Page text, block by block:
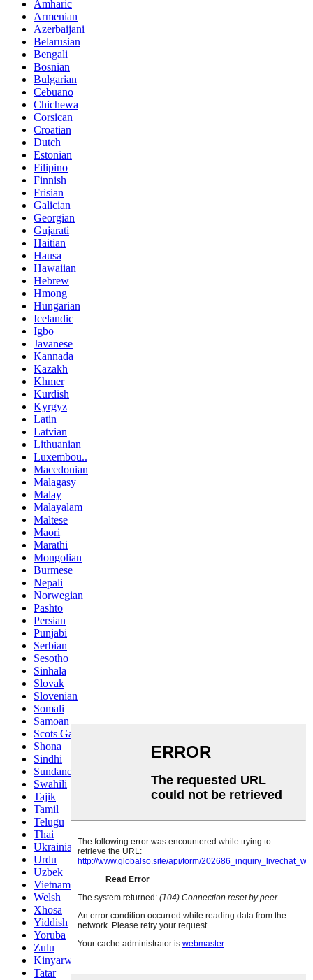
Amharic
Armenian
Azerbaijani
Belarusian
Bengali
Bosnian
Bulgarian
Cebuano
Chichewa
Corsican
Croatian
Dutch
Estonian
Filipino
Finnish
Frisian
Galician
Georgian
Gujarati
Haitian
Hausa
Hawaiian
Hebrew
Hmong
Hungarian
Icelandic
Igbo
Javanese
Kannada
Kazakh
Khmer
Kurdish
Kyrgyz
Latin
Latvian
Lithuanian
Luxembou..
Macedonian
Malagasy
Malay
Malayalam
Maltese
Maori
Marathi
Mongolian
Burmese
Nepali
Norwegian
Pashto
Persian
Punjabi
Serbian
Sesotho
Sinhala
Slovak
Slovenian
Somali
Samoan
Scots Gaelic
Shona
Sindhi
Sundanese
Swahili
Tajik
Tamil
Telugu
Thai
Ukrainian
Urdu
Uzbek
Vietnamese
Welsh
Xhosa
Yiddish
Yoruba
Zulu
Kinyarwanda
Tatar